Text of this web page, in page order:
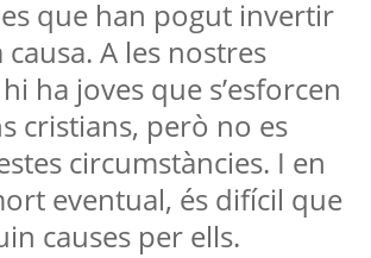
que han pogut invertir
A les nostres
ha joves que s’esforcen
cristians, però no es
circumstàncies. I en
eventual, és difícil que
causes per ells.